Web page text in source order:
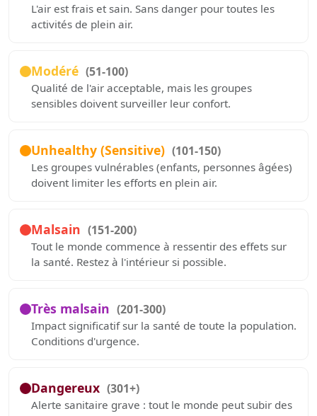
L'air est frais et sain. Sans danger pour toutes les
activités de plein air.
Modéré (51-100)
Qualité de l'air acceptable, mais les groupes
sensibles doivent surveiller leur confort.
Unhealthy (Sensitive) (101-150)
Les groupes vulnérables (enfants, personnes âgées)
doivent limiter les efforts en plein air.
Malsain (151-200)
Tout le monde commence à ressentir des effets sur
la santé. Restez à l'intérieur si possible.
Très malsain (201-300)
Impact significatif sur la santé de toute la population.
Conditions d'urgence.
Dangereux (301+)
Alerte sanitaire grave : tout le monde peut subir des